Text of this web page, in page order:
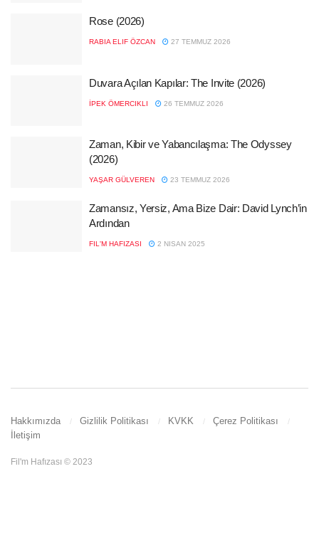
Rose (2026)
RABIA ELIF ÖZCAN 27 TEMMUZ 2026
Duvara Açılan Kapılar: The Invite (2026)
İPEK ÖMERCIKLI 26 TEMMUZ 2026
Zaman, Kibir ve Yabancılaşma: The Odyssey
(2026)
YAŞAR GÜLVEREN 23 TEMMUZ 2026
Zamansız, Yersiz, Ama Bize Dair: David Lynch’in
Ardından
FIL'M HAFIZASI 2 NISAN 2025
Hakkımızda Gizlilik Politikası KVKK
Çerez Politikası
İletişim
Fil'm Hafızası © 2023